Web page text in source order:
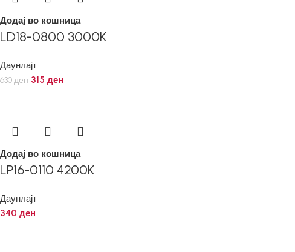
Додај во кошница
LD18-0800 3000K
Даунлајт
630ден 315 ден
Додај во кошница
LP16-0110 4200K
Даунлајт
340 ден